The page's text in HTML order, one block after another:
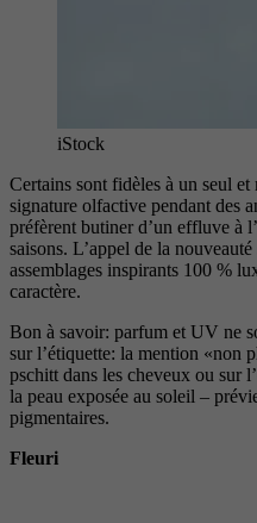
iStock
Certains sont fidèles à un seul
signature olfactive pendant des
préfèrent butiner d’un effluve à
saisons. L’appel de la
assemblages inspirants 100 %
caractère.
Bon à savoir: parfum et UV ne
sur l’étiquette: la mention «non
pschitt dans les cheveux ou sur
la peau exposée au soleil –
pigmentaires.
Fleuri